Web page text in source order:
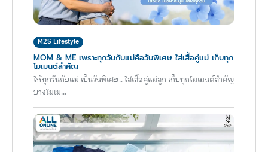
M2S Lifestyle
MOM & ME เพราะทุกวันกับแม่คือวันพิเศษ ใส่เสื้อคู่แม่ เก็บทุก
โมเมนต์สำคัญ
ให้ทุกวันกับแม่ เป็นวันพิเศษ.. ใส่เสื้อคู่แม่ลูก เก็บทุกโมเมนต์สำคัญ
บางโมเม...